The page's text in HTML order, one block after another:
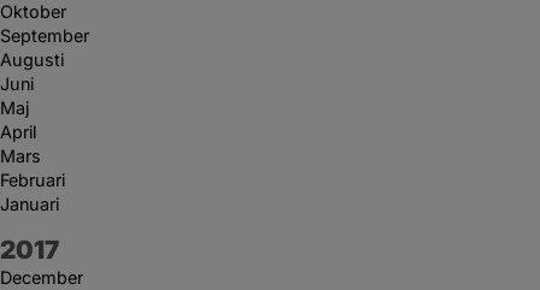
Oktober
September
Augusti
Juni
Maj
April
Mars
Februari
Januari
År:
2017
December